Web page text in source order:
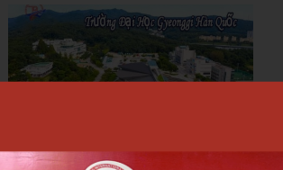
không chỉ được chính phủ đặc biệt quan
tâm mà còn là sự lựa chọn lý tưởng để du
học Hàn Quốc của hàng trăm sinh viên
quốc tế bởi nhiều chế độ phúc lợi hấp dẫn.
Để tìm hiểu chi tiết, hãy cùng Du học Trần
Quang khám phá qua bài viết dưới đây
Trường Đại Học Gyeonggi Hàn Quốc